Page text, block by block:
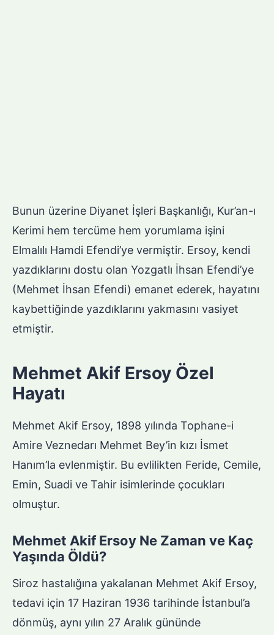
Bunun üzerine Diyanet İşleri Başkanlığı, Kur’an-ı
Kerimi hem tercüme hem yorumlama işini
Elmalılı Hamdi Efendi’ye vermiştir. Ersoy, kendi
yazdıklarını dostu olan Yozgatlı İhsan Efendi’ye
(Mehmet İhsan Efendi) emanet ederek, hayatını
kaybettiğinde yazdıklarını yakmasını vasiyet
etmiştir.
Mehmet Akif Ersoy Özel
Hayatı
Mehmet Akif Ersoy, 1898 yılında Tophane-i
Amire Veznedarı Mehmet Bey’in kızı İsmet
Hanım’la evlenmiştir. Bu evlilikten Feride, Cemile,
Emin, Suadi ve Tahir isimlerinde çocukları
olmuştur.
Mehmet Akif Ersoy Ne Zaman ve Kaç
Yaşında Öldü?
Siroz hastalığına yakalanan Mehmet Akif Ersoy,
tedavi için 17 Haziran 1936 tarihinde İstanbul’a
dönmüş, aynı yılın 27 Aralık gününde